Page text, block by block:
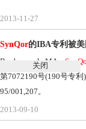
2013-11-27
SynQor的IBA专利被
Boxborough, MA –
第7072190号(190号专
95/001,207。
2013-09-10
关闭